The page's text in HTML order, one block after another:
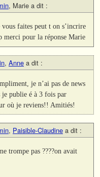
, Marie a dit :
faites peut t on s’incrire
merci pour la réponse Marie
, Anne a dit :
je n’ai pas de news
je publie é à 3 fois par
où je reviens!! Amitiés!
, Paisible-Claudine a dit :
trompe pas ????on avait